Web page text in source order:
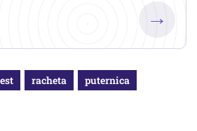
→
racheta puternica